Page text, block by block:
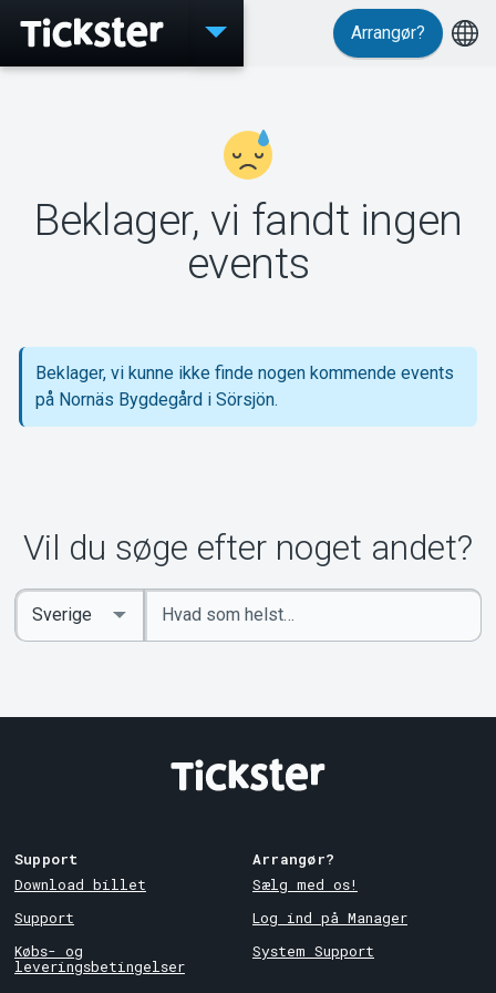
Events
MyTickster
Support
Arrangør?
Beklager, vi fandt ingen
events
Beklager, vi kunne ikke finde nogen kommende events
på Nornäs Bygdegård i Sörsjön.
Vil du søge efter noget andet?
Indtast
søgeord
Select
Country
Support
Download billet
Support
Købs- og
leveringsbetingelser
Arrangør?
Sælg med os!
Log ind på Manager
System Support